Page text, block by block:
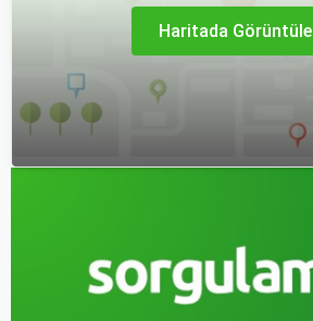
yaşamanızı sağlar.
var.
Haritada Görüntüle